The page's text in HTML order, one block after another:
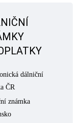
dálniční
ČR
známka